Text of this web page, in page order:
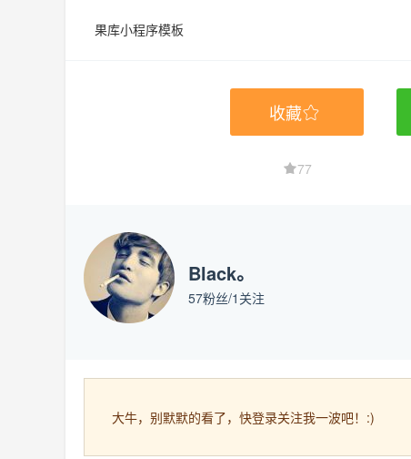
果库小程序模板
收藏
77
Black。
57粉丝/1 关注
大牛，别默默的看了，快登录关注我一波吧！:)